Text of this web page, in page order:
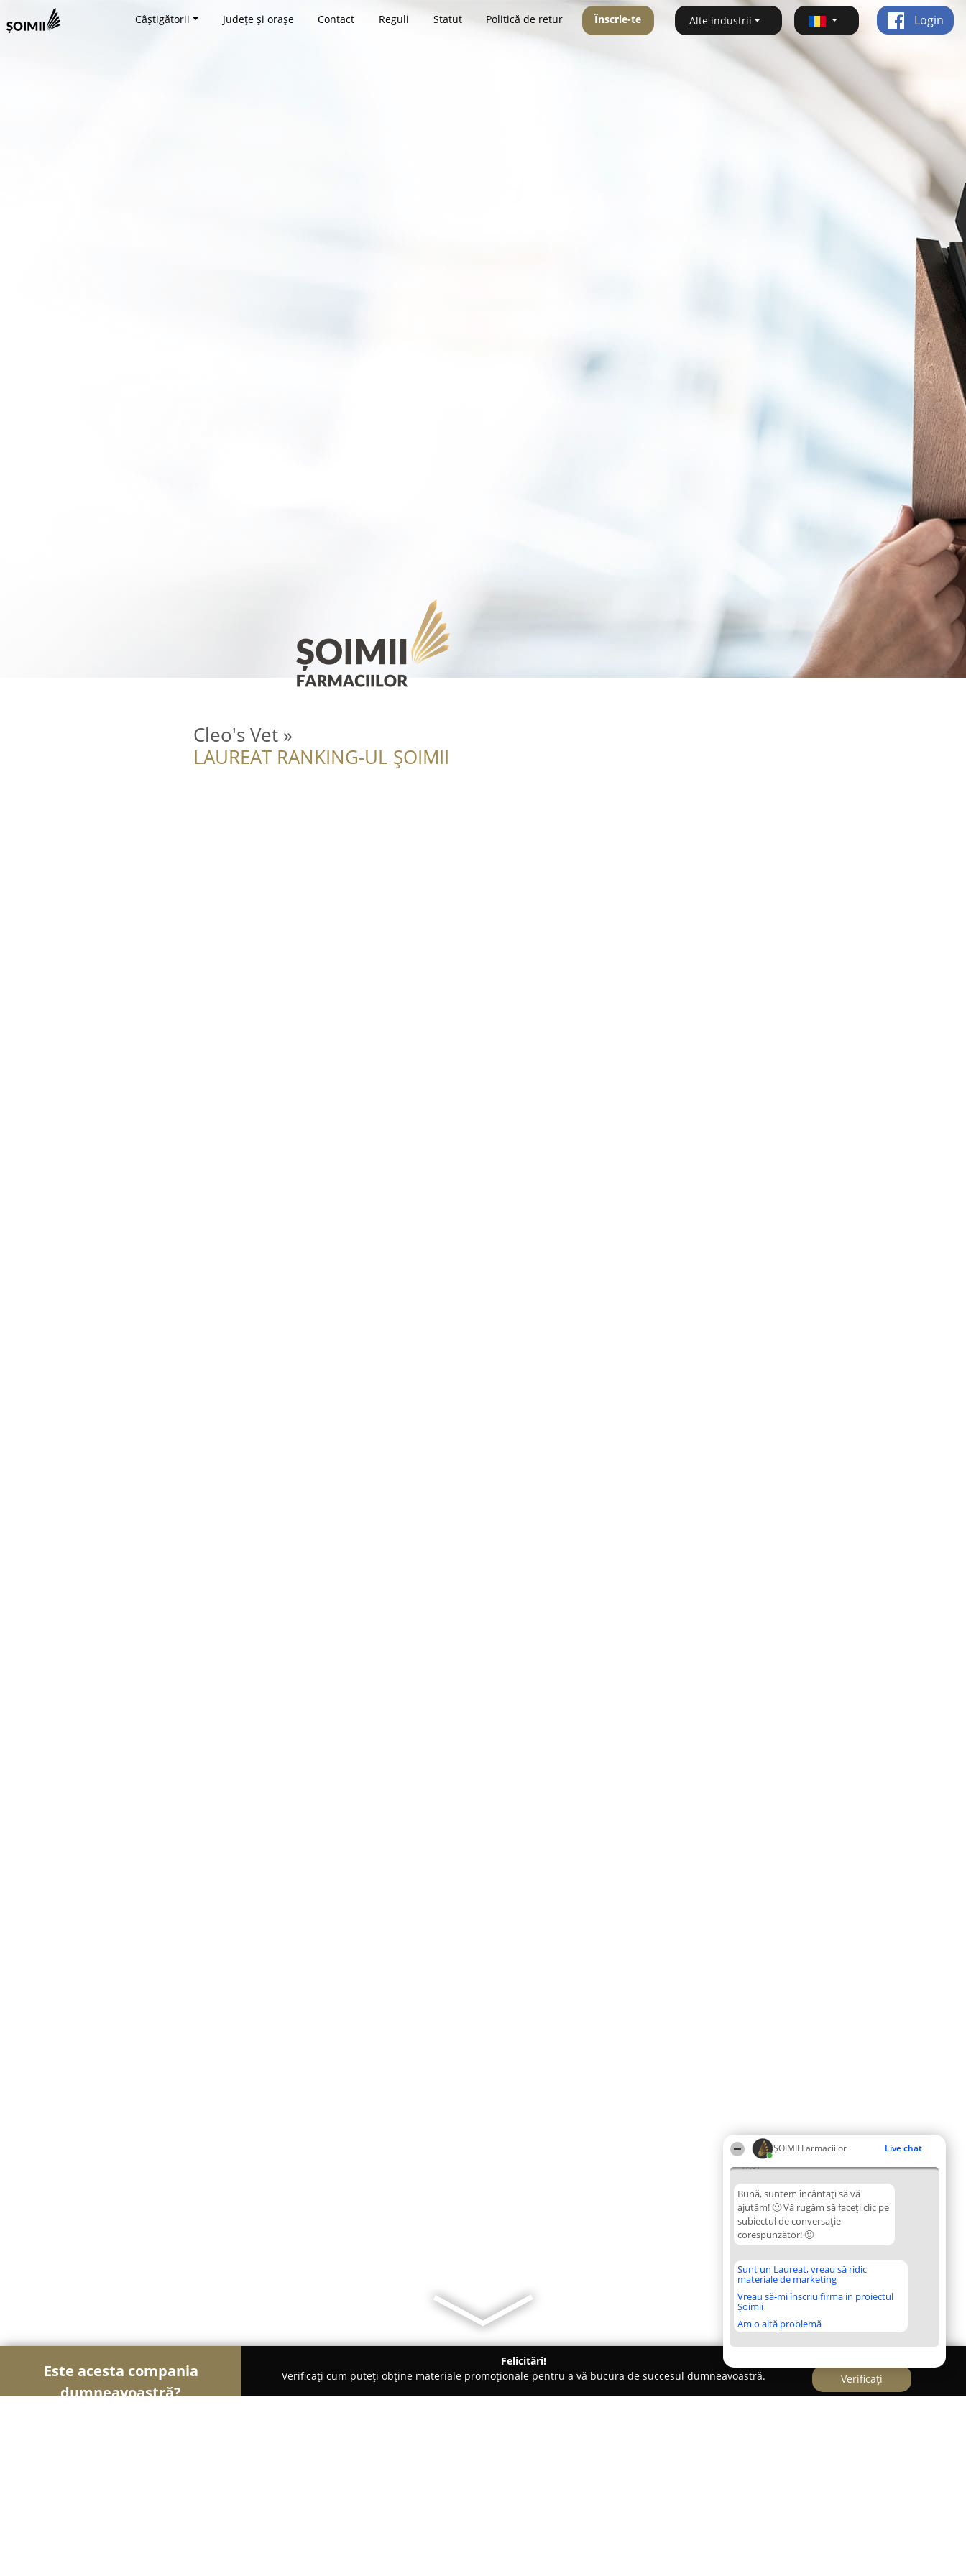
ŞOIMII Farmaciilor Live chat
17:01
Bună, suntem încântați să vă
ajutăm! 🙂 Vă rugăm să faceți clic pe
subiectul de conversație
corespunzător! 🙂
Sunt un Laureat, vreau să ridic
materiale de marketing
Vreau să-mi înscriu firma in proiectul
Șoimii
Am o altă problemă
Câștigătorii Județe și orașe Contact Reguli Statut Politică de retur Înscrie-te Alte industrii Login
Cleo's Vet » ️
LAUREAT RANKING-UL ȘOIMII
Este acesta compania
dumneavoastră?
Felicitări!
Verificați cum puteți obține materiale promoționale pentru a vă bucura de succesul dumneavoastră.
Verificați